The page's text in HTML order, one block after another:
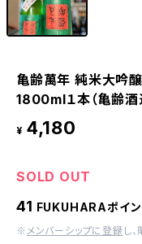
亀齢萬年 純米大吟
1800ml１本（亀齢酒
¥ 4,180
SOLD OUT
41 FUKUHARAポイ
※ メンバーシップに登録 し